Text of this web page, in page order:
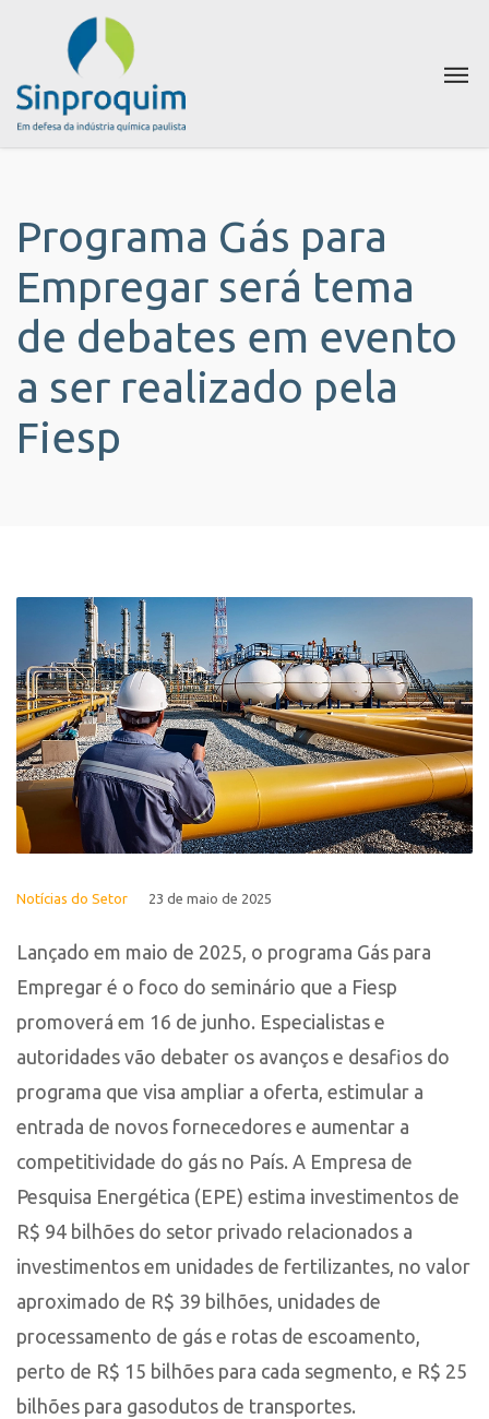
Programa Gás para
Empregar será tema
de debates em evento
a ser realizado pela
Fiesp
Notícias do Setor 23 de maio de 2025
Lançado em maio de 2025, o programa Gás para
Empregar é o foco do seminário que a Fiesp
promoverá em 16 de junho. Especialistas e
autoridades vão debater os avanços e desafios do
programa que visa ampliar a oferta, estimular a
entrada de novos fornecedores e aumentar a
competitividade do gás no País. A Empresa de
Pesquisa Energética (EPE) estima investimentos de
R$ 94 bilhões do setor privado relacionados a
investimentos em unidades de fertilizantes, no valor
aproximado de R$ 39 bilhões, unidades de
processamento de gás e rotas de escoamento,
perto de R$ 15 bilhões para cada segmento, e R$ 25
bilhões para gasodutos de transportes.